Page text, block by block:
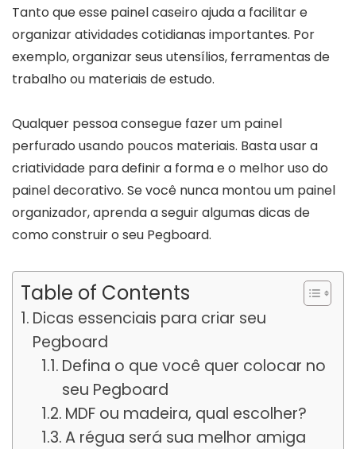
Tanto que esse painel caseiro ajuda a facilitar e
organizar atividades cotidianas importantes. Por
exemplo, organizar seus utensílios, ferramentas de
trabalho ou materiais de estudo.
Qualquer pessoa consegue fazer um painel
perfurado usando poucos materiais. Basta usar a
criatividade para definir a forma e o melhor uso do
painel decorativo. Se você nunca montou um painel
organizador, aprenda a seguir algumas dicas de
como construir o seu Pegboard.
Table of Contents
Dicas essenciais para criar seu
Pegboard
Defina o que você quer colocar no
seu Pegboard
MDF ou madeira, qual escolher?
A régua será sua melhor amiga